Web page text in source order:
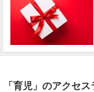
「育児」のアクセ